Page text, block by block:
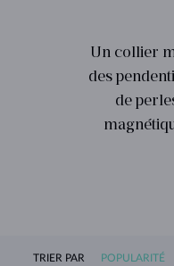
Un collier
des
de
TRIER PAR POPULARITÉ